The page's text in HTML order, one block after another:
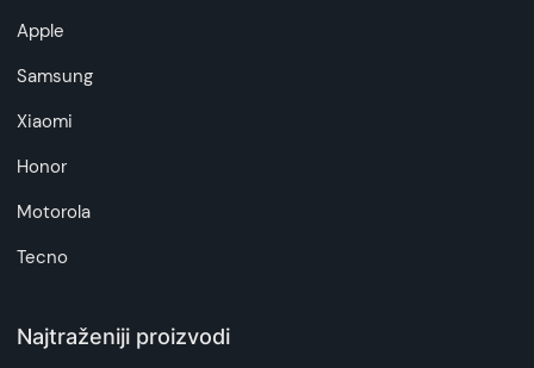
Apple
Samsung
Xiaomi
Honor
Motorola
Tecno
Najtraženiji proizvodi